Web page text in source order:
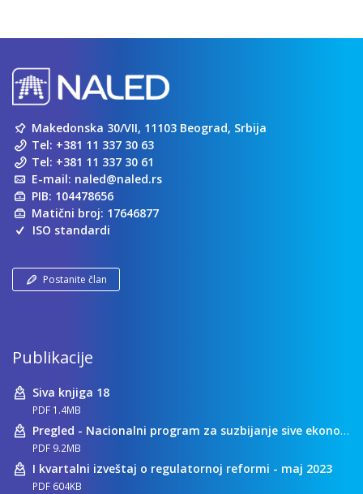
Makedonska 30/VII, 11103 Beograd, Srbija
Tel: +381 11 337 30 63
Tel: +381 11 337 30 61
E-mail: naled@naled.rs
PIB: 104478656
Matični broj: 17646877
ISO standardi
Postanite član
Publikacije
Siva knjiga 18
PDF 1.4MB
Pregled - Nacionalni program za suzbijanje sive ekonomije
PDF 9.2MB
I kvartalni izveštaj o regulatornoj reformi - maj 2023
PDF 604KB